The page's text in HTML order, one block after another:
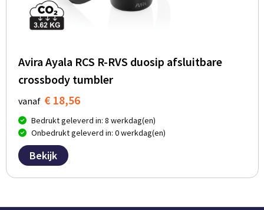
Avira Ayala RCS R-RVS duosip afsluitbare
crossbody tumbler
vanaf € 18,56
Bedrukt geleverd in: 8 werkdag(en)
Onbedrukt geleverd in: 0 werkdag(en)
Bekijk